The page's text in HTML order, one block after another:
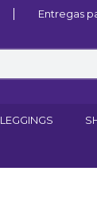
Entregas
LEGGINGS